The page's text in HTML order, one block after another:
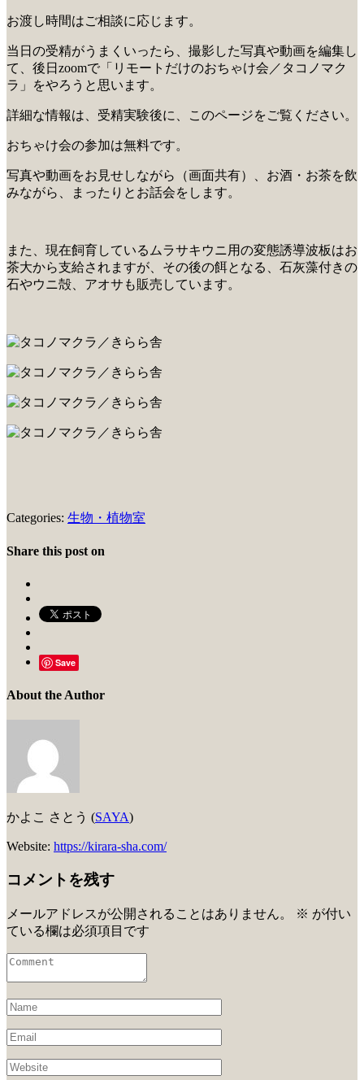
お渡し時間はご相談に応じます。
当日の受精がうまくいったら、撮影した写真や動画を編集し
て、後日zoomで「リモートだけのおちゃけ会／タコノマク
ラ」をやろうと思います。
詳細な情報は、受精実験後に、このページをご覧ください。
おちゃけ会の参加は無料です。
写真や動画をお見せしながら（画面共有）、お酒・お茶を飲
みながら、まったりとお話会をします。
また、現在飼育しているムラサキウニ用の変態誘導波板はお
茶大から支給されますが、その後の餌となる、石灰藻付きの
石やウニ殻、アオサも販売しています。
Categories: 生物・植物室
Share this post on
Save
About the Author
かよこ さとう (SAYA)
Website: https://kirara-sha.com/
コメントを残す
メールアドレスが公開されることはありません。 ※ が付い
ている欄は必須項目です